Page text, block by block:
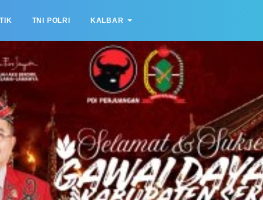
TNI POLRI KALBAR